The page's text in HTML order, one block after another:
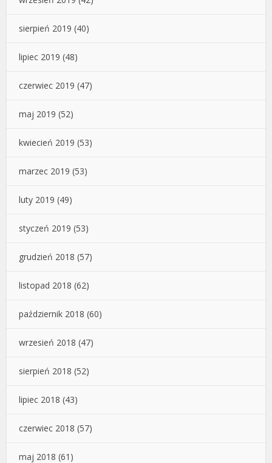
sierpień 2019 (40)
lipiec 2019 (48)
czerwiec 2019 (47)
maj 2019 (52)
kwiecień 2019 (53)
marzec 2019 (53)
luty 2019 (49)
styczeń 2019 (53)
grudzień 2018 (57)
listopad 2018 (62)
październik 2018 (60)
wrzesień 2018 (47)
sierpień 2018 (52)
lipiec 2018 (43)
czerwiec 2018 (57)
maj 2018 (61)